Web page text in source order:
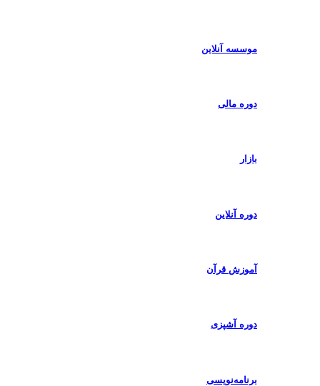
موسسه آنلاین
دوره مالی
دوره آنلاین
آموزش قرآن
دوره آشپزی
برنامه‌نویسی